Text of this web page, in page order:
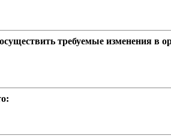
требуемые изменения в